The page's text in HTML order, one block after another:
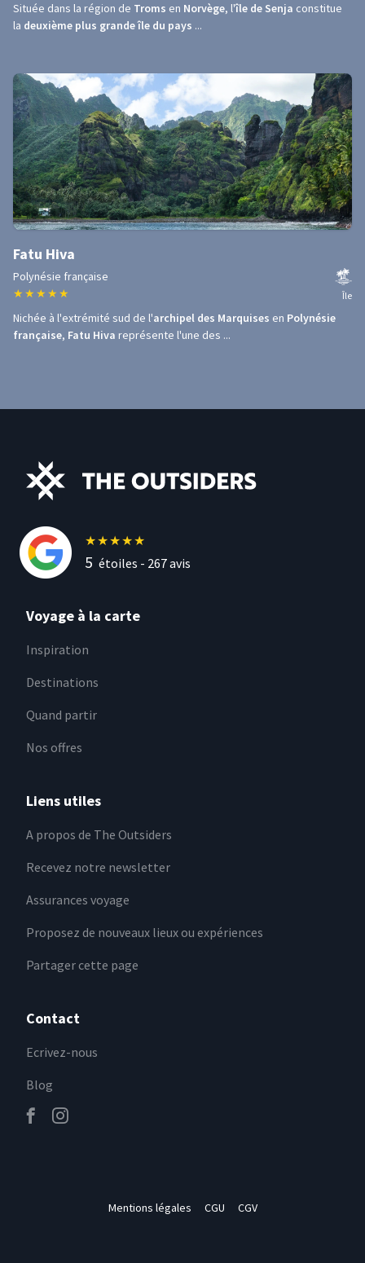
Située dans la région de Troms en Norvège, l'île de Senja constitue
la deuxième plus grande île du pays ...
Fatu Hiva
Polynésie française
★ ★ ★ ★ ★ Île
Nichée à l'extrémité sud de l'archipel des Marquises en Polynésie
française, Fatu Hiva représente l'une des ...
★★★★★
5 étoiles - 267avis
Voyage à la carte
Inspiration
Destinations
Quand partir
Nos offres
Liens utiles
A propos de The Outsiders
Recevez notre newsletter
Assurances voyage
Proposez de nouveaux lieux ou expériences
Partager cette page
Contact
Ecrivez-nous
Blog
Mentions légales CGU CGV